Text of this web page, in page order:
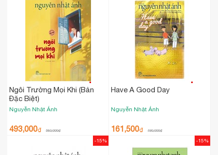
Ngôi Trường Mọi Khi (Bản
Đặc Biệt)
Nguyễn Nhật Ánh
493,000₫ 580,000₫
Have A Good Day
Nguyễn Nhật Ánh
161,500₫ 190,000₫
-15% -15%